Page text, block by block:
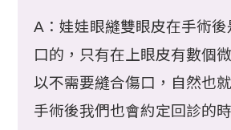
A：娃娃眼縫雙眼皮在手術
口的，只有在上眼皮有數個
以不需要縫合傷口，自然也
手術後我們也會約定回診的